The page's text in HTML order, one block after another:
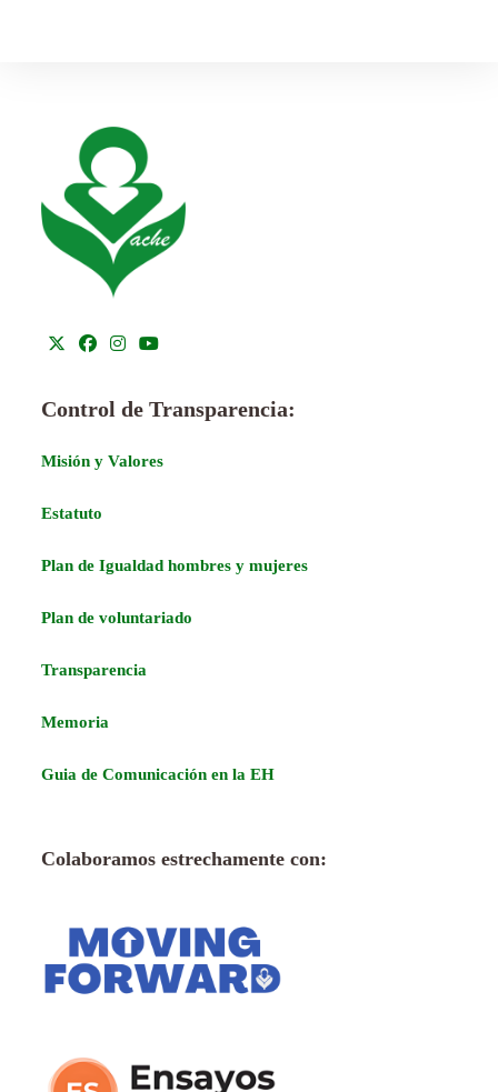
Control de Transparencia:
Misión y Valores
Estatuto
Plan de Igualdad hombres y mujeres
Plan de voluntariado
Transparencia
Memoria
Guia de Comunicación en la EH
Colaboramos estrechamente con: